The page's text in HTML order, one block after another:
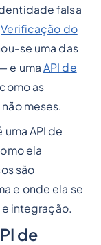
falsa
Verificação do
se uma das
e umaAPI de
as
meses.
API de
ela
são
e onde ela se
integração.
de